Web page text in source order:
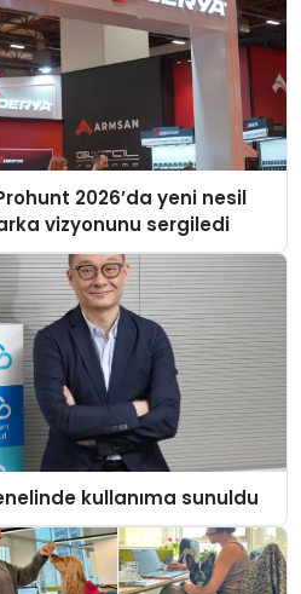
2026’da yeni nesil
vizyonunu sergiledi
kullanıma sunuldu